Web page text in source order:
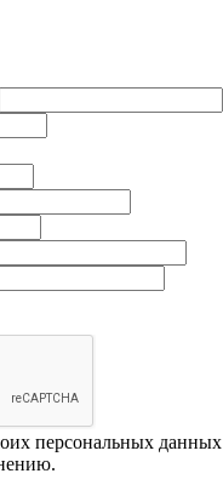
персональных данных